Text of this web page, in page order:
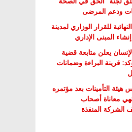
ودعم المرضى
للقرار الوزاري لمدينة
المبنى الإداري
يعلن متابعة قضية
قرينة البراءة وضمانات
التأمينات بعد مؤتمره
معاناة أصحاب
المنفذة